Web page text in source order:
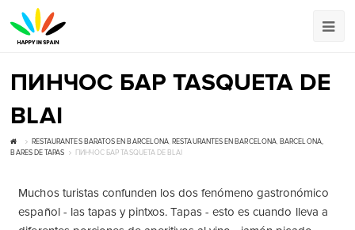
ПИНЧОС БАР TASQUETA DE
BLAI
RESTAURANTES BARATOS EN BARCELONA, RESTAURANTES EN BARCELONA, BARCELONA, ​​
BARES DE TAPAS
ПИНЧОС БАР TASQUETA DE BLAI
Muchos turistas confunden los dos fenómeno gastronómico
español - las tapas y pintxos. Tapas - esto es cuando lleva a